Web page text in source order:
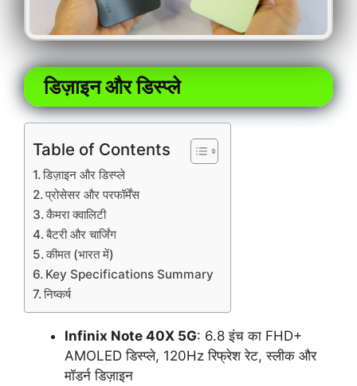
डिज़ाइन और डिस्प्ले
Table of Contents
डिज़ाइन और डिस्प्ले
प्रोसेसर और परफॉर्मेंस
कैमरा क्वालिटी
बैटरी और चार्जिंग
कीमत (भारत में)
Key Specifications Summary
निष्कर्ष
Infinix Note 40X 5G: 6.8 इंच का FHD+
AMOLED डिस्प्ले, 120Hz रिफ्रेश रेट, स्लीक और
मॉडर्न डिज़ाइन